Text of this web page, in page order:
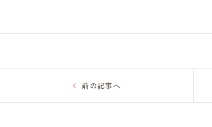
前の記事へ